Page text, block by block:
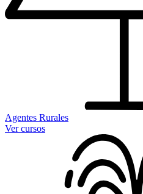
Agentes Rurales
Ver cursos